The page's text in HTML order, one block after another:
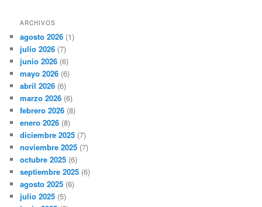
ARCHIVOS
agosto 2026 (1)
julio 2026 (7)
junio 2026 (6)
mayo 2026 (6)
abril 2026 (6)
marzo 2026 (6)
febrero 2026 (8)
enero 2026 (8)
diciembre 2025 (7)
noviembre 2025 (7)
octubre 2025 (6)
septiembre 2025 (6)
agosto 2025 (6)
julio 2025 (5)